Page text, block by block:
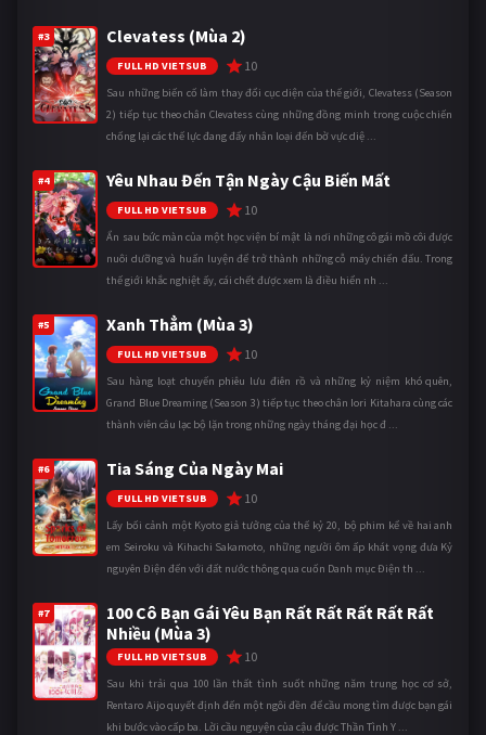
#3 Clevatess (Mùa 2)
FULL HD VIETSUB 10
Sau những biến cố làm thay đổi cục diện của thế giới, Clevatess (Season
2) tiếp tục theo chân Clevatess cùng những đồng minh trong cuộc chiến
chống lại các thế lực đang đẩy nhân loại đến bờ vực diệ ...
#4 Yêu Nhau Đến Tận Ngày Cậu Biến Mất
FULL HD VIETSUB 10
Ẩn sau bức màn của một học viện bí mật là nơi những cô gái mồ côi được
nuôi dưỡng và huấn luyện để trở thành những cỗ máy chiến đấu. Trong
thế giới khắc nghiệt ấy, cái chết được xem là điều hiển nh ...
#5 Xanh Thẳm (Mùa 3)
FULL HD VIETSUB 10
Sau hàng loạt chuyến phiêu lưu điên rồ và những kỷ niệm khó quên,
Grand Blue Dreaming (Season 3) tiếp tục theo chân Iori Kitahara cùng các
thành viên câu lạc bộ lặn trong những ngày tháng đại học đ ...
#6 Tia Sáng Của Ngày Mai
FULL HD VIETSUB 10
Lấy bối cảnh một Kyoto giả tưởng của thế kỷ 20, bộ phim kể về hai anh
em Seiroku và Kihachi Sakamoto, những người ôm ấp khát vọng đưa Kỷ
nguyên Điện đến với đất nước thông qua cuốn Danh mục Điện th ...
#7
100 Cô Bạn Gái Yêu Bạn Rất Rất Rất Rất Rất
Nhiều (Mùa 3)
FULL HD VIETSUB 10
Sau khi trải qua 100 lần thất tình suốt những năm trung học cơ sở,
Rentaro Aijo quyết định đến một ngôi đền để cầu mong tìm được bạn gái
khi bước vào cấp ba. Lời cầu nguyện của cậu được Thần Tình Y ...